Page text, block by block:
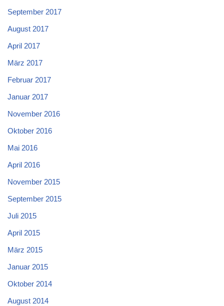
September 2017
August 2017
April 2017
März 2017
Februar 2017
Januar 2017
November 2016
Oktober 2016
Mai 2016
April 2016
November 2015
September 2015
Juli 2015
April 2015
März 2015
Januar 2015
Oktober 2014
August 2014